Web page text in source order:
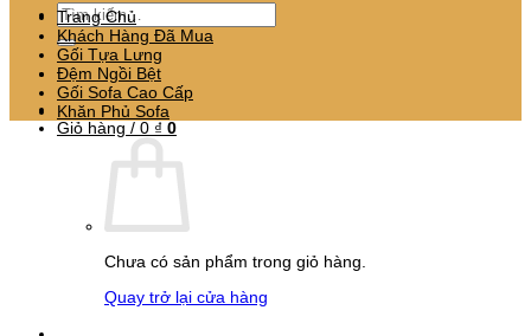
Tìm
kiếm:
Giỏ hàng / 0 ₫ 0
Chưa có sản phẩm trong giỏ hàng.
Quay trở lại cửa hàng
Trang Chủ
Khách Hàng Đã Mua
Gối Tựa Lưng
Đệm Ngồi Bệt
Gối Sofa Cao Cấp
Khăn Phủ Sofa